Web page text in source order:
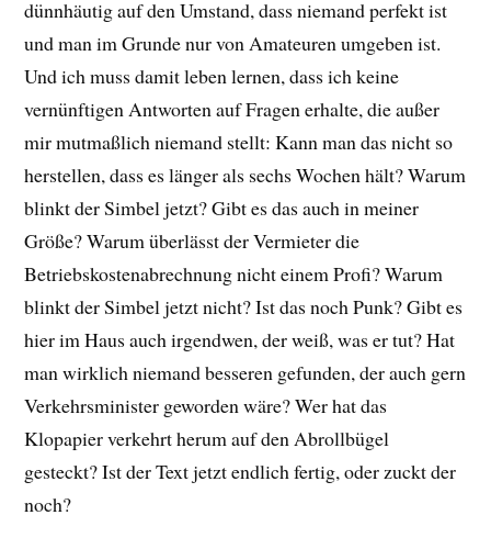
dünnhäutig auf den Umstand, dass niemand perfekt ist
und man im Grunde nur von Amateuren umgeben ist.
Und ich muss damit leben lernen, dass ich keine
vernünftigen Antworten auf Fragen erhalte, die außer
mir mutmaßlich niemand stellt: Kann man das nicht so
herstellen, dass es länger als sechs Wochen hält? Warum
blinkt der Simbel jetzt? Gibt es das auch in meiner
Größe? Warum überlässt der Vermieter die
Betriebskostenabrechnung nicht einem Profi? Warum
blinkt der Simbel jetzt nicht? Ist das noch Punk? Gibt es
hier im Haus auch irgendwen, der weiß, was er tut? Hat
man wirklich niemand besseren gefunden, der auch gern
Verkehrsminister geworden wäre? Wer hat das
Klopapier verkehrt herum auf den Abrollbügel
gesteckt? Ist der Text jetzt endlich fertig, oder zuckt der
noch?